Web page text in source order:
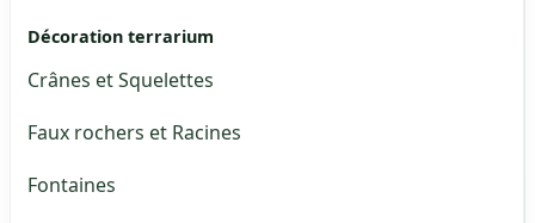
Décoration terrarium
Crânes et Squelettes
Faux rochers et Racines
Fontaines